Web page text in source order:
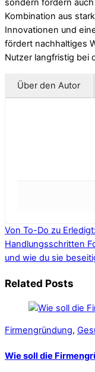
sondern fördern
Kombination aus
Innovationen und
fördert nachhaltiges
Nutzer langfristig bei
Über den Autor
Von To-Do zu
Handlungsschritten
und wie du sie
Related Posts
Firmengründung,
Wie soll die